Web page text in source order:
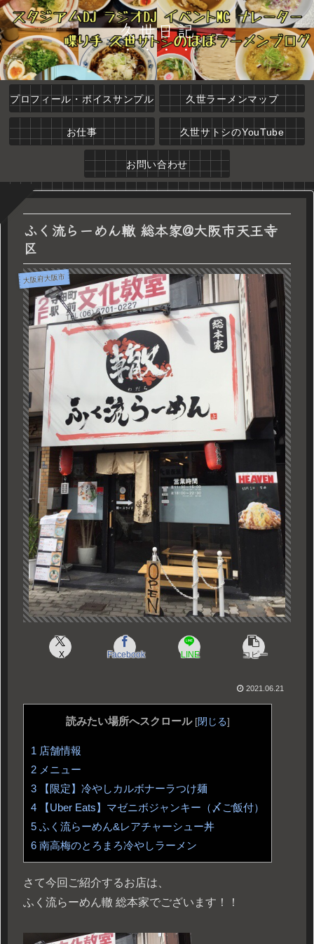
久世日記
プロフィール・ボイスサンプル 久世ラーメンマップ
お仕事 久世サトシのYouTube
お問い合わせ
ふく流らーめん轍 総本家@大阪市天王寺
区
大阪府大阪市
X Facebook LINE コピー
2021.06.21
読みたい場所へスクロール [閉じる]
1 店舗情報
2 メニュー
3 【限定】冷やしカルボナーラつけ麺
4 【Uber Eats】マゼニボジャンキー（〆ご飯付）
5 ふく流らーめん&レアチャーシュー丼
6 南高梅のとろまろ冷やしラーメン
さて今回ご紹介するお店は、
ふく流らーめん轍 総本家でございます！！